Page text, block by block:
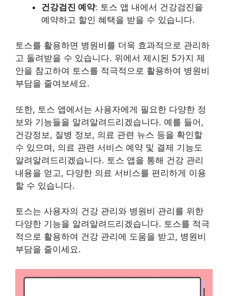
건강검진 예약: 토스 앱 내에서 건강검진을
예약하고 할인 혜택을 받을 수 있습니다.
토스를 활용하면 병원비를 더욱 효과적으로 관리하
고 돌려받을 수 있습니다. 위에서 제시된 5가지 제
안을 참고하여 토스를 적극적으로 활용하여 병원비
부담을 줄여보세요.
또한, 토스 앱에서는 사용자에게 필요한 다양한 정
보와 기능들을 알려알려드리겠습니다. 예를 들어,
건강정보, 질병 정보, 의료 관련 뉴스 등을 확인할
수 있으며, 의료 관련 서비스 예약 및 결제 기능도
알려알려드리겠습니다. 토스 앱을 통해 건강 관리
내용을 얻고, 다양한 의료 서비스를 편리하게 이용
할 수 있습니다.
토스는 사용자의 건강 관리와 병원비 관리를 위한
다양한 기능을 알려알려드리겠습니다. 토스를 적극
적으로 활용하여 건강 관리에 도움을 받고, 병원비
부담을 줄이세요.